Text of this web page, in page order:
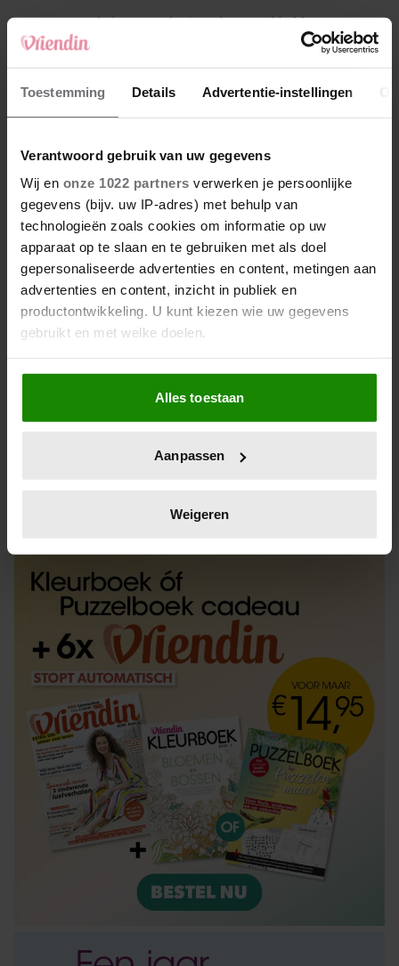
Toestemming Details Advertentie-instellingen
Verantwoord gebruik van uw gegevens
Wij en onze 1022 partners verwerken je persoonlijke
gegevens (bijv. uw IP-adres) met behulp van
technologieën zoals cookies om informatie op uw
apparaat op te slaan en te gebruiken met als doel
gepersonaliseerde advertenties en content, metingen aan
advertenties en content, inzicht in publiek en
productontwikkeling. U kunt kiezen wie uw gegevens
gebruikt en met welke doelen.
Als u het toestaat, willen we ook graag:
Informatie verzamelen over uw geografische
locatie, die tot een paar meter nauwkeurig kan zijn
scannen op specifieke eigenschappen (fingerprinting)
verwerkt en stel uw voorkeuren in het
intrekken in de Cookieverklaring.
We gebruiken cookies om content en advertenties te
personaliseren, om functies voor social media te bieden
en om ons websiteverkeer te analyseren. Ook delen we
informatie over uw gebruik van onze site met onze
partners voor social media, adverteren en analyse. Deze
partners kunnen deze gegevens combineren met andere
informatie die u aan ze heeft verstrekt of die ze hebben
verzameld op basis van uw gebruik van hun services. U
gaat akkoord met onze cookies als u onze website blijft
gebruiken.
Alles toestaan
Aanpassen
Weigeren
4 Makelaar Mandy: ‘Vrijdagavond belde Bart.
Hij sprak eng kalm’
5 Makelaar Mandy: ‘Judith typt… En deze keer
durf ik bijna niet te lezen wat er komt’
Nieuw